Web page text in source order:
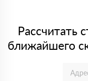
Рассчитать
ближайшего